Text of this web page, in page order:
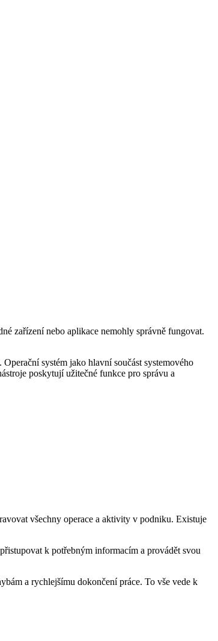
zařízení nebo aplikace nemohly správně fungovat.
systém jako hlavní součást systemového
poskytují užitečné funkce pro správu a
všechny operace a aktivity v podniku. Existuje
k potřebným informacím a provádět svou
a rychlejšímu dokončení práce. To vše vede k